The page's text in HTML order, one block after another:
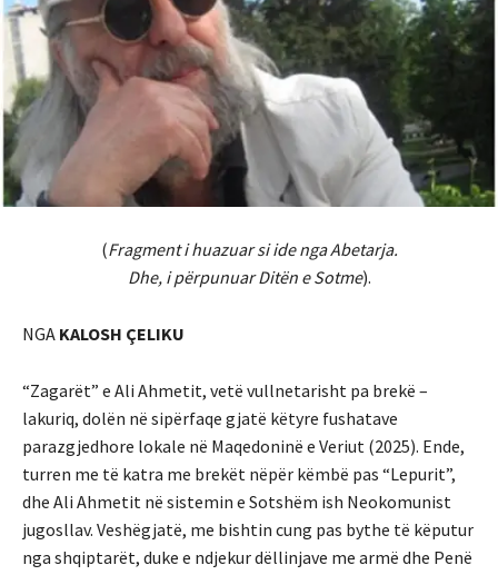
(Fragment i huazuar si ide nga Abetarja.
Dhe, i përpunuar Ditën e Sotme).
NGA KALOSH ÇELIKU
“Zagarët” e Ali Ahmetit, vetë vullnetarisht pa brekë –
lakuriq, dolën në sipërfaqe gjatë këtyre fushatave
parazgjedhore lokale në Maqedoninë e Veriut (2025). Ende,
turren me të katra me brekët nëpër këmbë pas “Lepurit”,
dhe Ali Ahmetit në sistemin e Sotshëm ish Neokomunist
jugosllav. Veshëgjatë, me bishtin cung pas bythe të këputur
nga shqiptarët, duke e ndjekur dëllinjave me armë dhe Penë